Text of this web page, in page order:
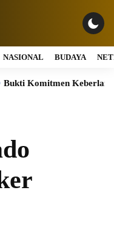
NASIONAL BUDAYA
Komitmen